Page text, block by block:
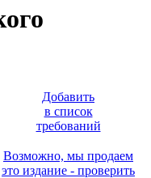
Добавить
в список
требований
Возможно, мы продаем
это издание - проверить